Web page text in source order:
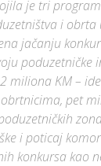
je tri
i obrta
jačanju
poduzetničke
miliona KM –
pet
i poticaj
konkursa kao